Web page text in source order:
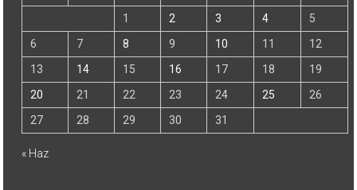
1
2 3 4
5
6
7 8 9 10 11
12
13
14 15 16 17 18
19
20
21 22 23 24 25
26
27
28 29 30 31
« Haz